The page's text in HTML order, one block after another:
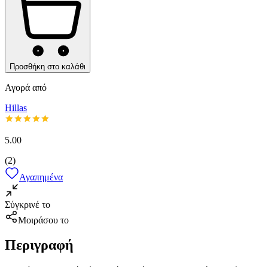
Προσθήκη στο καλάθι
Αγορά από
Hillas
5.00
(2)
Αγαπημένα
Σύγκρινέ το
Μοιράσου το
Περιγραφή